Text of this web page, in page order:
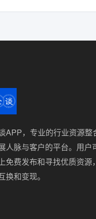
APP，专业的行业资源整
人脉与客户的平台。用户
免费发布和寻找优质资源
换和变现。